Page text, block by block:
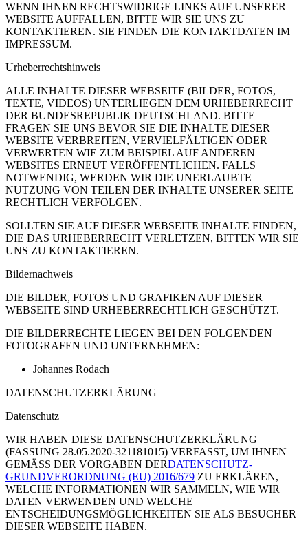
WENN IHNEN RECHTSWIDRIGE LINKS AUF UNSERER
WEBSITE AUFFALLEN, BITTE WIR SIE UNS ZU
KONTAKTIEREN. SIE FINDEN DIE KONTAKTDATEN IM
IMPRESSUM.
Urheberrechtshinweis
ALLE INHALTE DIESER WEBSEITE (BILDER, FOTOS,
TEXTE, VIDEOS) UNTERLIEGEN DEM URHEBERRECHT
DER BUNDESREPUBLIK DEUTSCHLAND. BITTE
FRAGEN SIE UNS BEVOR SIE DIE INHALTE DIESER
WEBSITE VERBREITEN, VERVIELFÄLTIGEN ODER
VERWERTEN WIE ZUM BEISPIEL AUF ANDEREN
WEBSITES ERNEUT VERÖFFENTLICHEN. FALLS
NOTWENDIG, WERDEN WIR DIE UNERLAUBTE
NUTZUNG VON TEILEN DER INHALTE UNSERER SEITE
RECHTLICH VERFOLGEN.
SOLLTEN SIE AUF DIESER WEBSEITE INHALTE FINDEN,
DIE DAS URHEBERRECHT VERLETZEN, BITTEN WIR SIE
UNS ZU KONTAKTIEREN.
Bildernachweis
DIE BILDER, FOTOS UND GRAFIKEN AUF DIESER
WEBSEITE SIND URHEBERRECHTLICH GESCHÜTZT.
DIE BILDERRECHTE LIEGEN BEI DEN FOLGENDEN
FOTOGRAFEN UND UNTERNEHMEN:
Johannes Rodach
DATENSCHUTZERKLÄRUNG
Datenschutz
WIR HABEN DIESE DATENSCHUTZERKLÄRUNG
(FASSUNG 28.05.2020-321181015) VERFASST, UM IHNEN
GEMÄSS DER VORGABEN DERDATENSCHUTZ-
GRUNDVERORDNUNG (EU) 2016/679 ZU ERKLÄREN,
WELCHE INFORMATIONEN WIR SAMMELN, WIE WIR
DATEN VERWENDEN UND WELCHE
ENTSCHEIDUNGSMÖGLICHKEITEN SIE ALS BESUCHER
DIESER WEBSEITE HABEN.